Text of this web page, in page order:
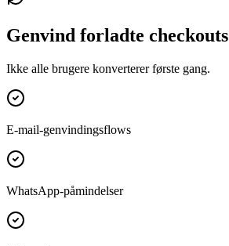
Genvind forladte checkouts
Ikke alle brugere konverterer første gang.
E-mail-genvindingsflows
WhatsApp-påmindelser